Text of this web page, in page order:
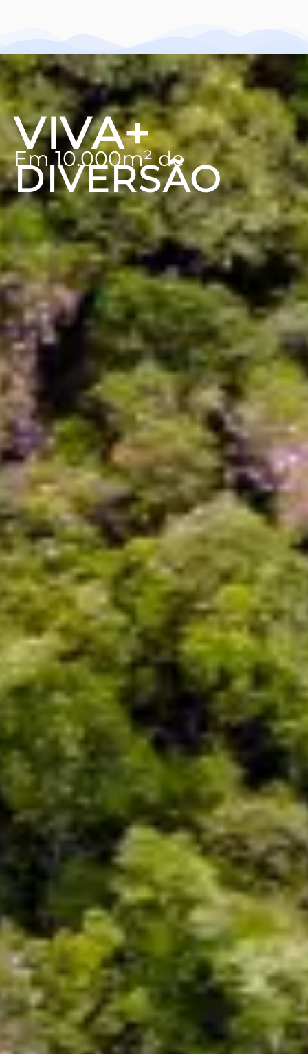
VIVA+
Em 10.000m² de
DIVERSÃO